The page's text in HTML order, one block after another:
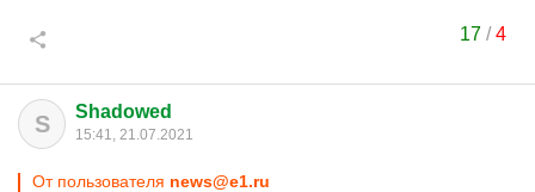
17 /4
S Shadowed
15:41, 21.07.2021
От пользователя news@e1.ru